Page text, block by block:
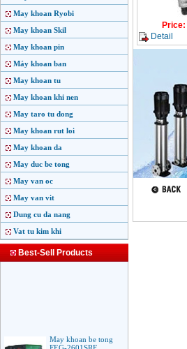
May khoan Ryobi
May khoan Skil
May khoan pin
Máy khoan ban
May khoan tu
May khoan khi nen
May taro tu dong
May khoan rut loi
May khoan da
May duc be tong
May van oc
May van vit
Dung cu da nang
Vat tu kim khi
Best-Sell Products
May khoan be tong
FEG-2601SRE
Price:
Detail